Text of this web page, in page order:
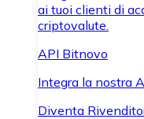
ai tuoi clienti di
criptovalute.
API Bitnovo
Integra la nostra
Diventa